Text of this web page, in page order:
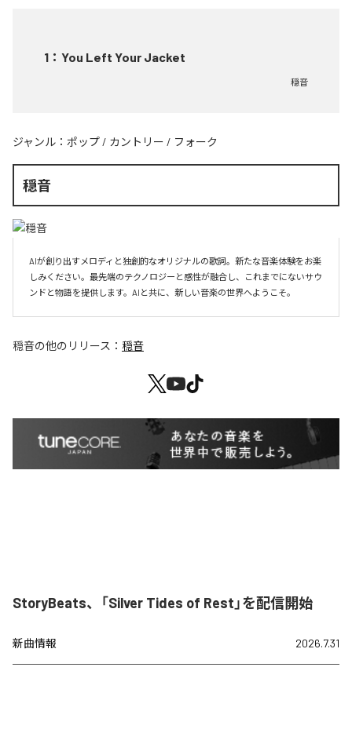
1 ： You Left Your Jacket
穏音
ジャンル： ポップ / カントリー / フォーク
穏音
AIが創り出すメロディと独創的なオリジナルの歌詞。新たな音楽体験をお楽
しみください。最先端のテクノロジーと感性が融合し、これまでにないサウ
ンドと物語を提供します。AIと共に、新しい音楽の世界へようこそ。
穏音の他のリリース： 穏音
StoryBeats、「Silver Tides of Rest」を配信開始
新曲情報 2026.7.31